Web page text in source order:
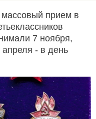
прием в
7 ноября,
- в день